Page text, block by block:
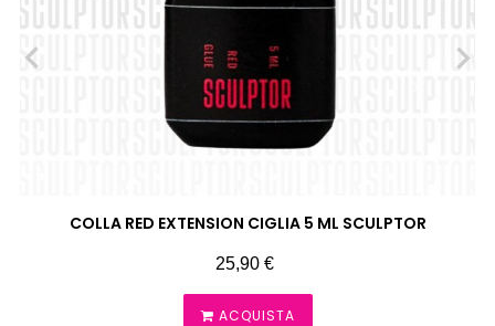
COLLA RED EXTENSION CIGLIA 5 ML SCULPTOR
Prezzo
25,90 €
ACQUISTA